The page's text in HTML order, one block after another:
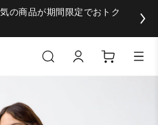
の商品が期間限定でおトク